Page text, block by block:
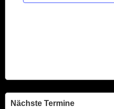
Nächste Termine